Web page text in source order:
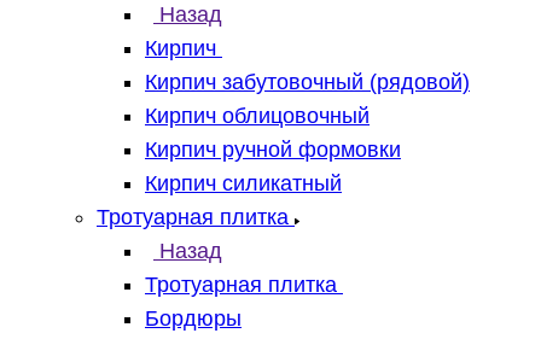
Назад
Кирпич
Кирпич забутовочный (рядовой)
Кирпич облицовочный
Кирпич ручной формовки
Кирпич силикатный
Тротуарная плитка
Назад
Тротуарная плитка
Бордюры